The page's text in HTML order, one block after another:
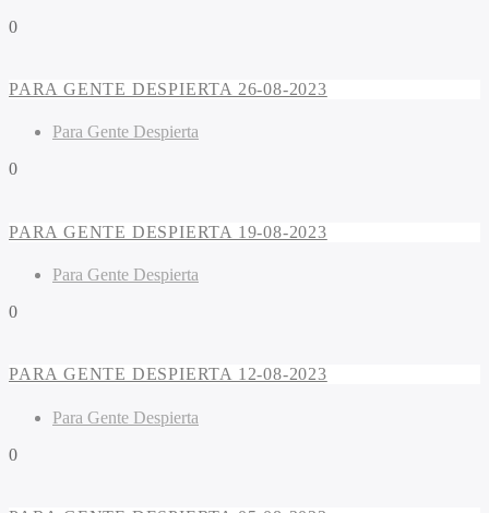
0
PARA GENTE DESPIERTA 26-08-2023
Para Gente Despierta
0
PARA GENTE DESPIERTA 19-08-2023
Para Gente Despierta
0
PARA GENTE DESPIERTA 12-08-2023
Para Gente Despierta
0